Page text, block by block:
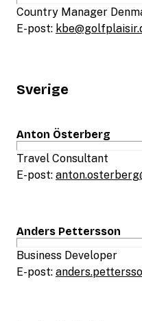
Country Manager
E-post:
Sverige
Anton Österberg
Travel Consultant
E-post:
Anders Pettersson
Business Developer
E-post: